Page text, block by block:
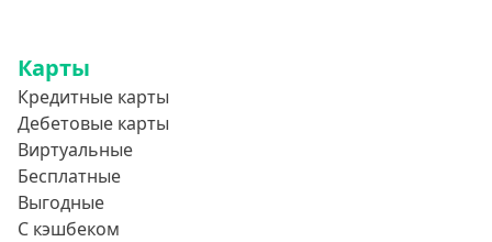
Карты
Кредитные карты
Дебетовые карты
Виртуальные
Бесплатные
Выгодные
С кэшбеком